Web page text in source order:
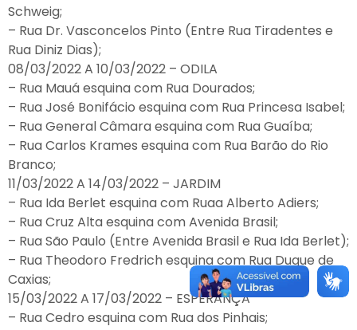
Schweig;
– Rua Dr. Vasconcelos Pinto (Entre Rua Tiradentes e
Rua Diniz Dias);
08/03/2022 A 10/03/2022 – ODILA
– Rua Mauá esquina com Rua Dourados;
– Rua José Bonifácio esquina com Rua Princesa Isabel;
– Rua General Câmara esquina com Rua Guaíba;
– Rua Carlos Krames esquina com Rua Barão do Rio
Branco;
11/03/2022 A 14/03/2022 – JARDIM
– Rua Ida Berlet esquina com Ruaa Alberto Adiers;
– Rua Cruz Alta esquina com Avenida Brasil;
– Rua São Paulo (Entre Avenida Brasil e Rua Ida Berlet);
– Rua Theodoro Fredrich esquina com Rua Duque de
Caxias;
15/03/2022 A 17/03/2022 – ESPERANÇA
– Rua Cedro esquina com Rua dos Pinhais;